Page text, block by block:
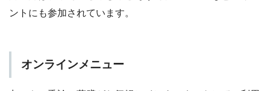
ントにも参加されています。
オンラインメニュー